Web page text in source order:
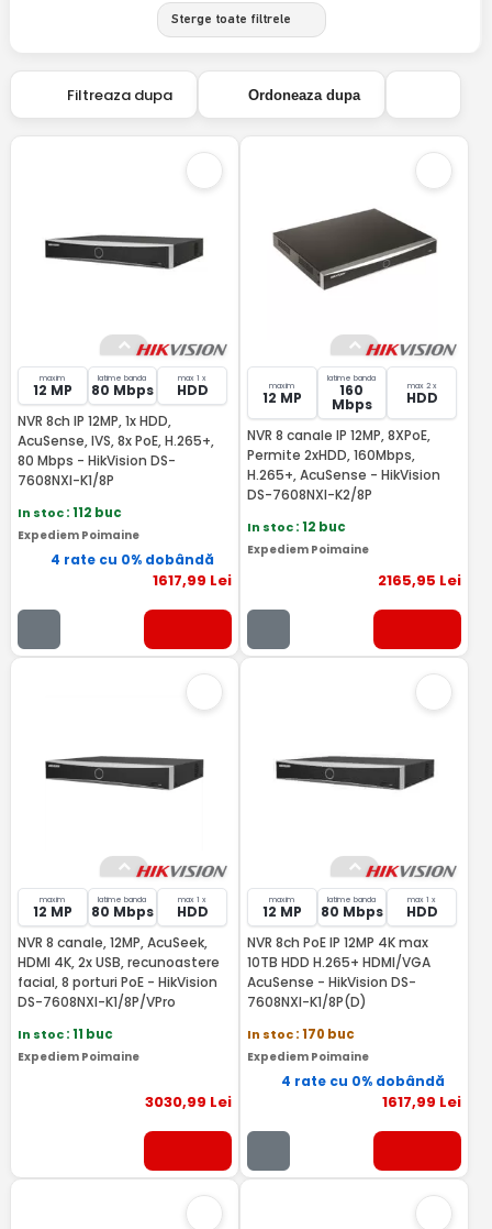
Sterge toate filtrele
Filtreaza dupa Ordoneaza dupa
maxim
12 MP
latime banda
80 Mbps
max 1 x
HDD
NVR 8ch IP 12MP, 1x HDD,
AcuSense, IVS, 8x PoE, H.265+,
80 Mbps - HikVision DS-
7608NXI-K1/8P
In stoc: 112 buc
Expediem Poimaine
4 rate cu 0% dobândă
1617,99 Lei
maxim
12 MP
latime banda
160
Mbps
max 2 x
HDD
NVR 8 canale IP 12MP, 8XPoE,
Permite 2xHDD, 160Mbps,
H.265+, AcuSense - HikVision
DS-7608NXI-K2/8P
In stoc: 12 buc
Expediem Poimaine
2165,95 Lei
maxim
12 MP
latime banda
80 Mbps
max 1 x
HDD
NVR 8 canale, 12MP, AcuSeek,
HDMI 4K, 2x USB, recunoastere
facial, 8 porturi PoE - HikVision
DS-7608NXI-K1/8P/VPro
In stoc: 11 buc
Expediem Poimaine
3030,99 Lei
maxim
12 MP
latime banda
80 Mbps
max 1 x
HDD
NVR 8ch PoE IP 12MP 4K max
10TB HDD H.265+ HDMI/VGA
AcuSense - HikVision DS-
7608NXI-K1/8P(D)
In stoc: 170 buc
Expediem Poimaine
4 rate cu 0% dobândă
1617,99 Lei